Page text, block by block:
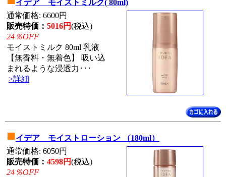
イデア モイストミルク( 80ml)
通常価格: 6600円
販売特価： 5016円(税込)
24％OFF
モイストミルク 80ml 乳液
【無香料・無着色】 吸い込
まれるような浸透力･･･
>詳細
■イデア モイストローション （180ml）
通常価格: 6050円
販売特価： 4598円(税込)
24％OFF